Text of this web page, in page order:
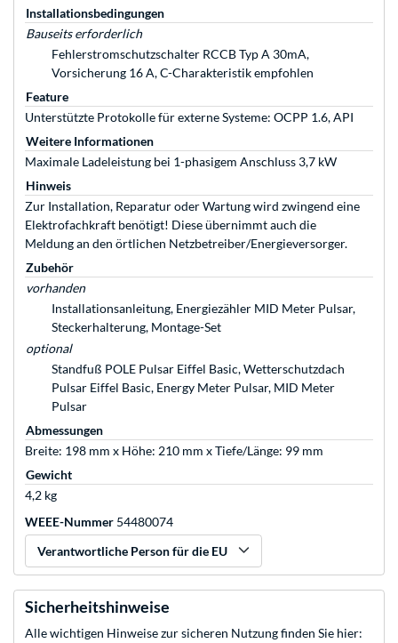
Installationsbedingungen
Bauseits erforderlich
Fehlerstromschutzschalter RCCB Typ A 30mA,
Vorsicherung 16 A, C-Charakteristik empfohlen
Feature
Unterstützte Protokolle für externe Systeme: OCPP 1.6, API
Weitere Informationen
Maximale Ladeleistung bei 1-phasigem Anschluss 3,7 kW
Hinweis
Zur Installation, Reparatur oder Wartung wird zwingend eine
Elektrofachkraft benötigt! Diese übernimmt auch die
Meldung an den örtlichen Netzbetreiber/Energieversorger.
Zubehör
vorhanden
Installationsanleitung, Energiezähler MID Meter Pulsar,
Steckerhalterung, Montage-Set
optional
Standfuß POLE Pulsar Eiffel Basic, Wetterschutzdach
Pulsar Eiffel Basic, Energy Meter Pulsar, MID Meter
Pulsar
Abmessungen
Breite: 198 mm x Höhe: 210 mm x Tiefe/Länge: 99 mm
Gewicht
4,2 kg
WEEE-Nummer 54480074
Verantwortliche Person für die EU
Sicherheitshinweise
Alle wichtigen Hinweise zur sicheren Nutzung finden Sie hier: